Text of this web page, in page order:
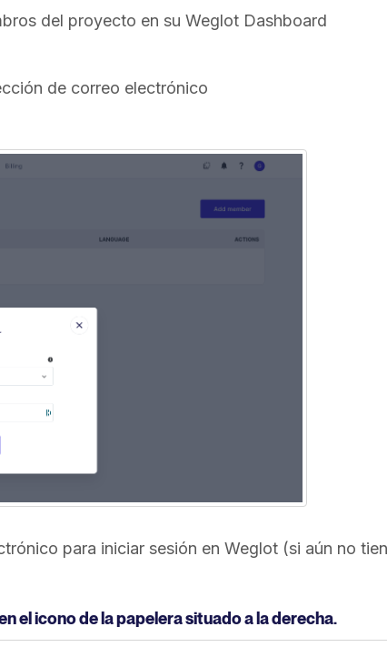
del proyecto en su Weglot Dashboard
de correo electrónico
para iniciar sesión en Weglot (si aún no
el icono de la papelera situado a la derecha.